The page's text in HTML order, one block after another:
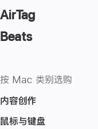
AirTag
Beats
按 Mac 类别选购
内容创作
鼠标与键盘